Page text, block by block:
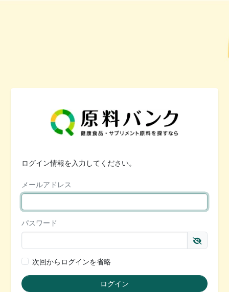
ログイン情報を入力してください。
メールアドレス
パスワード
次回からログインを省略